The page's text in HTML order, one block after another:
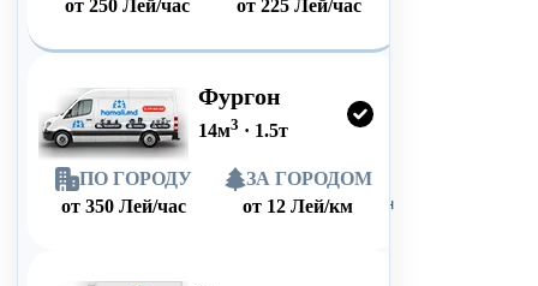
от250 Лей/час
от 225 Лей/час
Фургон
14м3 · 1.5т
ПО ГОРОДУ
от 350 Лей/час
ЗА ГОРОДОМ
от 12 Лей/км